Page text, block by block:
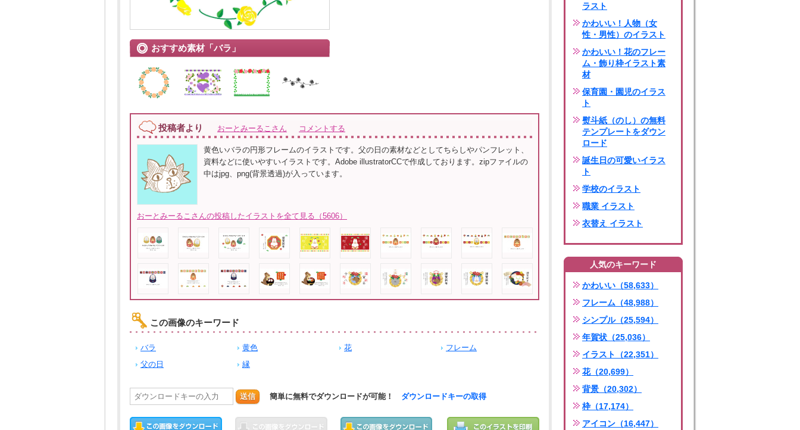
おすすめ素材「バラ」
投稿者より おーとみーるこさん コメントする
黄色いバラの円形フレームのイラストです。父の日の素材などとしてちらしやパンフレット、
資料などに使いやすいイラストです。Adobe illustratorCCで作成しております。zipファイルの
中はjpg、png(背景透過)が入っています。
おーとみーるこさんの投稿したイラストを全て見る（5606）
この画像のキーワード
バラ 黄色 花
フレーム
父の日
縁
送信 簡単に無料でダウンロードが可能！ ダウンロードキーの取得
ラスト
かわいい！人物（女
性・男性）のイラスト
かわいい！花のフレー
ム・飾り枠イラスト素
材
保育園・園児のイラス
ト
熨斗紙（のし）の無料
テンプレートをダウン
ロード
誕生日の可愛いイラス
ト
学校のイラスト
職業 イラスト
衣替え イラスト
人気のキーワード
かわいい（58,633）
フレーム（48,988）
シンプル（25,594）
年賀状（25,036）
イラスト（22,351）
花（20,699）
背景（20,302）
枠（17,174）
アイコン（16,447）